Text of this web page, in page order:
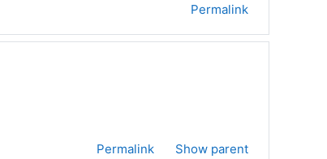
Permalink
Permalink Show parent